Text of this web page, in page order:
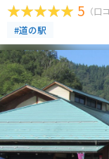
5 （口
#道の駅